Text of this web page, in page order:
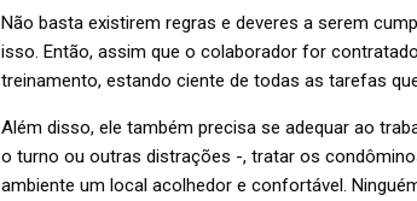
Não basta existirem regras e deveres a serem
isso. Então, assim que o colaborador for
treinamento, estando ciente de todas as tarefas
Além disso, ele também precisa se adequar ao
o turno ou outras distrações -, tratar os
ambiente um local acolhedor e confortável.